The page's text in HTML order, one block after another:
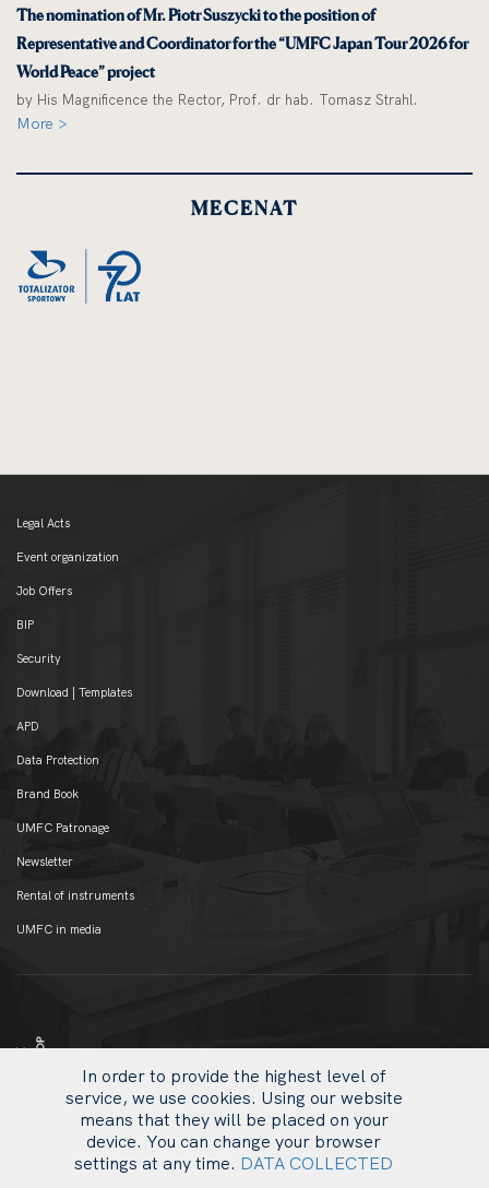
The nomination of Mr. Piotr Suszycki to the position of
Representative and Coordinator for the “UMFC Japan Tour 2026 for
World Peace” project
by His Magnificence the Rector, Prof. dr hab. Tomasz Strahl.
More >
MECENAT
Legal Acts
Event organization
Job Offers
BIP
Security
Download | Templates
APD
Data Protection
Brand Book
UMFC Patronage
Newsletter
Rental of instruments
UMFC in media
In order to provide the highest level of
service, we use cookies. Using our website
means that they will be placed on your
device. You can change your browser
settings at any time. DATA COLLECTED